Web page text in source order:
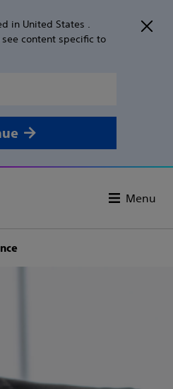
in United States .
content specific to
Menu